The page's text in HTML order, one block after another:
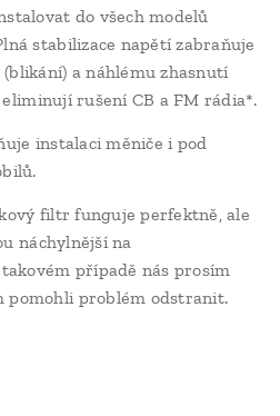
do všech modelů
stabilizace napětí zabraňuje
a náhlému zhasnutí
rušení CB a FM rádia*.
instalaci měniče i pod
filtr funguje perfektně, ale
náchylnější na
případě nás prosím
pomohli problém odstranit.